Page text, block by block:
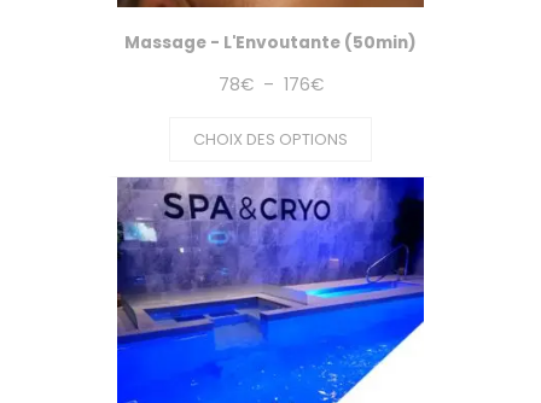
Massage - L'Envoutante (50min)
78€ – 176€Plage
78€
à
176€
CHOIX DES OPTIONS